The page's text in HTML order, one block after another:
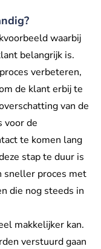
waarbij
belangrijk is.
verbeteren,
de klant erbij te
van de
voor de
te komen lang
stap te duur is
sneller proces met
die nog steeds in
makkelijker kan.
verstuurd gaan